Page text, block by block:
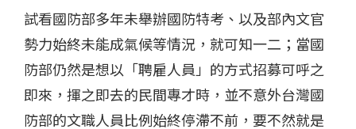
試看國防部多年未舉辦國防特考、以及部內文官
勢力始終未能成氣候等情況，就可知一二；當國
防部仍然是想以「聘雇人員」的方式招募可呼之
即來，揮之即去的民間專才時，並不意外台灣國
防部的文職人員比例始終停滯不前，要不然就是